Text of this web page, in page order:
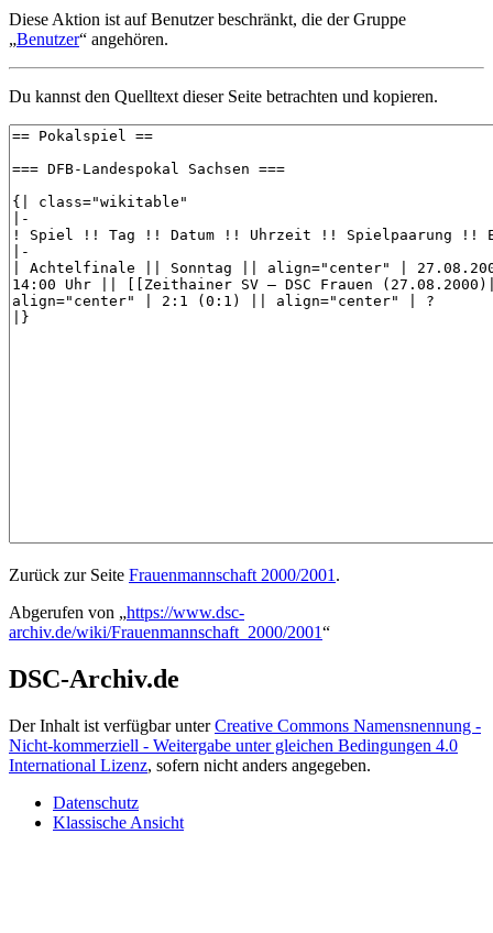
Diese Aktion ist auf Benutzer beschränkt, die der Gruppe
„Benutzer“ angehören.
Du kannst den Quelltext dieser Seite betrachten und kopieren.
Zurück zur Seite Frauenmannschaft 2000/2001 .
Abgerufen von „https://www.dsc-
archiv.de/wiki/Frauenmannschaft_2000/2001“
DSC-Archiv.de
Der Inhalt ist verfügbar unterCreative Commons Namensnennung -
Nicht-kommerziell - Weitergabe unter gleichen Bedingungen 4.0
International Lizenz, sofern nicht anders angegeben.
Datenschutz
Klassische Ansicht